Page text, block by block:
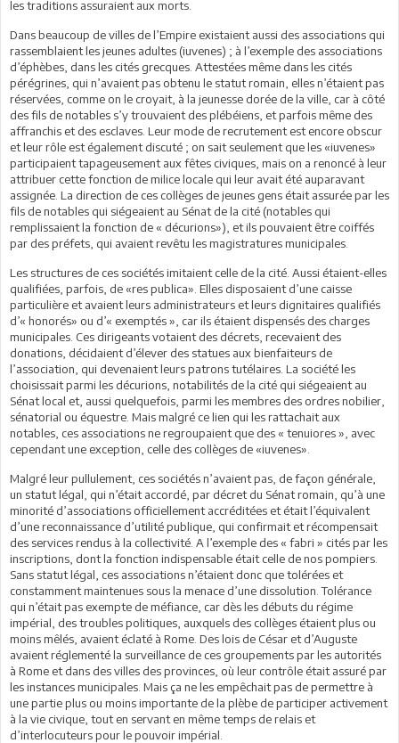
les traditions assuraient aux morts.
Dans beaucoup de villes de l’Empire existaient aussi des associations qui
rassemblaient les jeunes adultes (iuvenes) ; à l’exemple des associations
d’éphèbes, dans les cités grecques. Attestées même dans les cités
pérégrines, qui n’avaient pas obtenu le statut romain, elles n’étaient pas
réservées, comme on le croyait, à la jeunesse dorée de la ville, car à côté
des fils de notables s’y trouvaient des plébéiens, et parfois même des
affranchis et des esclaves. Leur mode de recrutement est encore obscur
et leur rôle est également discuté ; on sait seulement que les «iuvenes»
participaient tapageusement aux fêtes civiques, mais on a renoncé à leur
attribuer cette fonction de milice locale qui leur avait été auparavant
assignée. La direction de ces collèges de jeunes gens était assurée par les
fils de notables qui siégeaient au Sénat de la cité (notables qui
remplissaient la fonction de « décurions»), et ils pouvaient être coiffés
par des préfets, qui avaient revêtu les magistratures municipales.
Les structures de ces sociétés imitaient celle de la cité. Aussi étaient-elles
qualifiées, parfois, de «res publica». Elles disposaient d’une caisse
particulière et avaient leurs administrateurs et leurs dignitaires qualifiés
d’« honorés» ou d’« exemptés », car ils étaient dispensés des charges
municipales. Ces dirigeants votaient des décrets, recevaient des
donations, décidaient d’élever des statues aux bienfaiteurs de
l’association, qui devenaient leurs patrons tutélaires. La société les
choisissait parmi les décurions, notabilités de la cité qui siégeaient au
Sénat local et, aussi quelquefois, parmi les membres des ordres nobilier,
sénatorial ou équestre. Mais malgré ce lien qui les rattachait aux
notables, ces associations ne regroupaient que des « tenuiores », avec
cependant une exception, celle des collèges de «iuvenes».
Malgré leur pullulement, ces sociétés n’avaient pas, de façon générale,
un statut légal, qui n’était accordé, par décret du Sénat romain, qu’à une
minorité d’associations officiellement accréditées et était l’équivalent
d’une reconnaissance d’utilité publique, qui confirmait et récompensait
des services rendus à la collectivité. A l’exemple des « fabri » cités par les
inscriptions, dont la fonction indispensable était celle de nos pompiers.
Sans statut légal, ces associations n’étaient donc que tolérées et
constamment maintenues sous la menace d’une dissolution. Tolérance
qui n’était pas exempte de méfiance, car dès les débuts du régime
impérial, des troubles politiques, auxquels des collèges étaient plus ou
moins mêlés, avaient éclaté à Rome. Des lois de César et d’Auguste
avaient réglementé la surveillance de ces groupements par les autorités
à Rome et dans des villes des provinces, où leur contrôle était assuré par
les instances municipales. Mais ça ne les empêchait pas de permettre à
une partie plus ou moins importante de la plèbe de participer activement
à la vie civique, tout en servant en même temps de relais et
d’interlocuteurs pour le pouvoir impérial.